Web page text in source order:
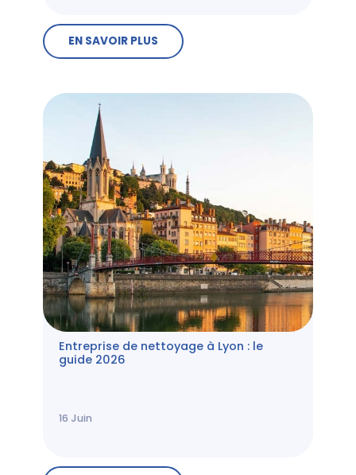
EN SAVOIR PLUS
Entreprise de nettoyage à Lyon : le
guide 2026
16 Juin